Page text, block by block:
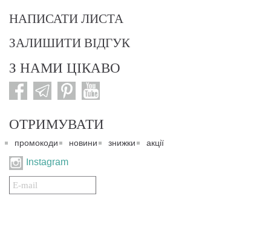
НАПИСАТИ ЛИСТА
ЗАЛИШИТИ ВІДГУК
З НАМИ ЦІКАВО
ОТРИМУВАТИ
промокоди новини знижки акції
Instagram
Подписаться
на